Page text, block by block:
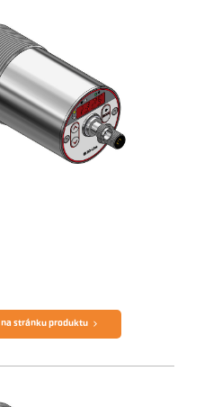
na stránku produktu